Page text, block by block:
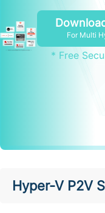
For Multi
* Free
Hyper-V P2V